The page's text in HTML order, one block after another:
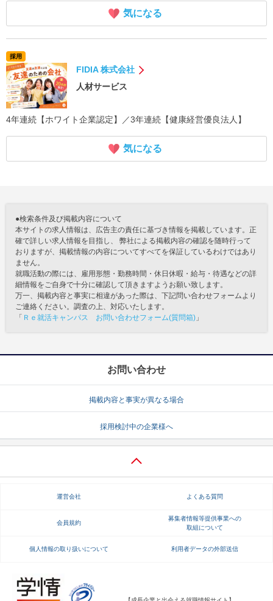
気になる
採用
FIDIA 株式会社
人材サービス
4年連続【ホワイト企業認定】／3年連続【健康経営優良法人】
気になる
●検索条件及び掲載内容について
本サイトの求人情報は、広告主の責任に基づき情報を掲載しています。正
確で詳しい求人情報を目指し、 弊社による掲載内容の確認を随時行って
おりますが、掲載情報の内容についてすべてを保証しているわけではあり
ません。
就職活動の際には、雇用形態・勤務時間・休日休暇・給与・待遇などの詳
細情報をご自身で十分に確認して頂きますようお願い致します。
万一、掲載内容と事実に相違があった際は、下記問い合わせフォームより
ご連絡ください。調査の上、対応いたします。
「 Ｒｅ就活キャンパス お問い合わせフォーム(質問箱) 」
お問い合わせ
掲載内容と事実が異なる場合
採用検討中の企業様へ
運営会社 よくある質問
会員規約
募集者情報等提供事業への
取組について
個人情報の取り扱いについて 利用者データの外部送信